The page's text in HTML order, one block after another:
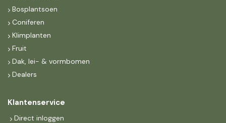
Bosplantsoen
Coniferen
Klimplanten
Fruit
Dak, lei- & vormbomen
Dealers
Klantenservice
Direct inloggen